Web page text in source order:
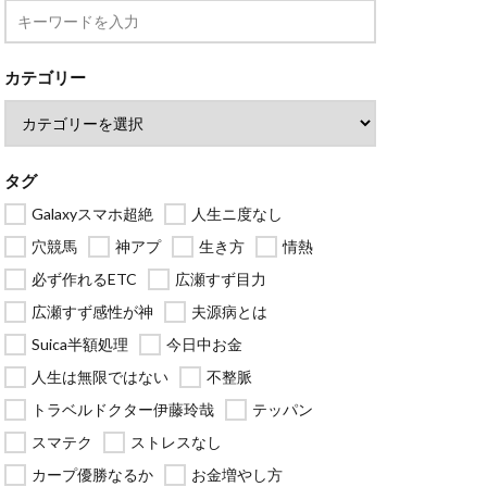
カテゴリー
タグ
Galaxyスマホ超絶
人生ニ度なし
穴競馬
神アプ 生き方
情熱
必ず作れるETC
広瀬すず目力
広瀬すず感性が神
夫源病とは
Suica半額処理
今日中お金
人生は無限ではない
不整脈
トラベルドクター伊藤玲哉
テッパン
スマテク
ストレスなし
カープ優勝なるか
お金増やし方